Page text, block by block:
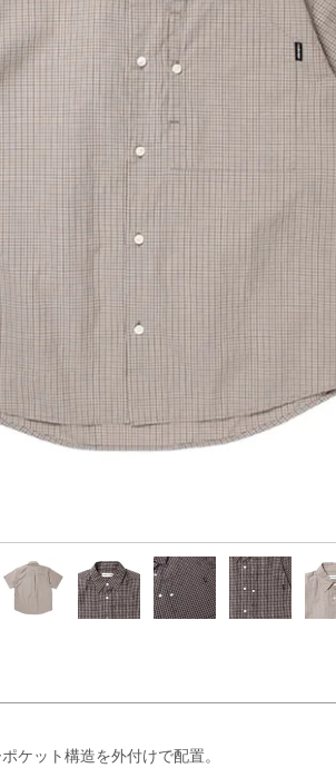
ケット構造を外付けで配置。